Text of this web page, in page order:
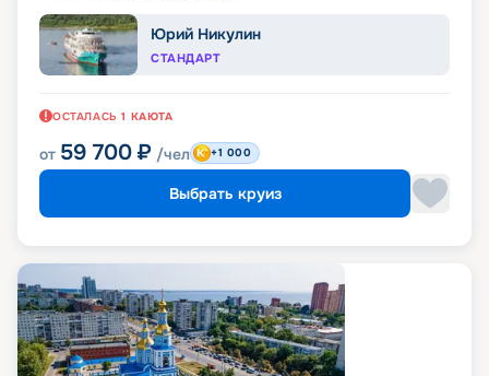
Юрий Никулин
СТАНДАРТ
ОСТАЛАСЬ 1 КАЮТА
от 59 700 ₽ /чел +1 000
Выбрать круиз